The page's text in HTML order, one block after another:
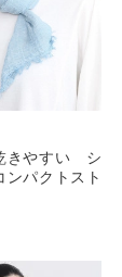
きやすい シ
ンパクトスト